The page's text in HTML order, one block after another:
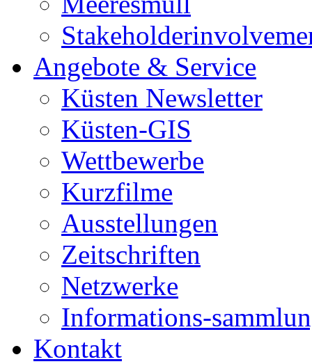
Angebote & Service
Küsten Newsletter
Küsten-GIS
Wettbewerbe
Kurzfilme
Ausstellungen
Zeitschriften
Netzwerke
Informations-
Kontakt